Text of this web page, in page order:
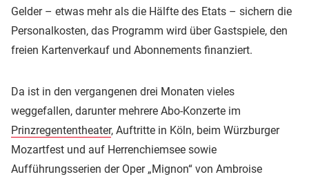
Gelder – etwas mehr als die Hälfte des Etats – sichern die
Personalkosten, das Programm wird über Gastspiele, den
freien Kartenverkauf und Abonnements finanziert.
Da ist in den vergangenen drei Monaten vieles
weggefallen, darunter mehrere Abo-Konzerte im
Prinzregententheater, Auftritte in Köln, beim Würzburger
Mozartfest und auf Herrenchiemsee sowie
Aufführungsserien der Oper „Mignon“ von Ambroise